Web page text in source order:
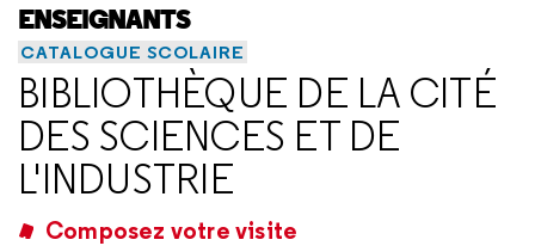
ENSEIGNANTS
CATALOGUE SCOLAIRE
BIBLIOTHÈQUE DE LA CITÉ
DES SCIENCES ET DE
L'INDUSTRIE
Composez votre visite